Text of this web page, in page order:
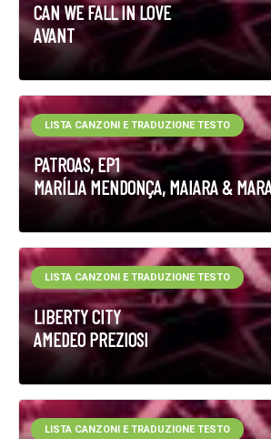
CAN WE FALL IN LOVE
AVANT
PATROAS, EP1
MARÍLIA MENDONÇA, MAIARA &
LISTA CANZONI E TRADUZIONE TESTO
LIBERTY CITY
AMEDEO PREZIOSI
LISTA CANZONI E TRADUZIONE TESTO
LISTA CANZONI E TRADUZIONE TESTO